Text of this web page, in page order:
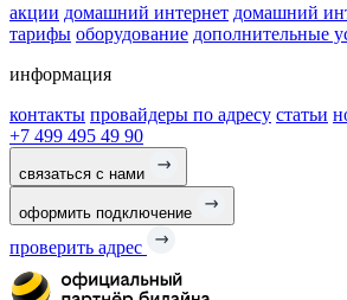
акции домашний интернет домашний
тарифы оборудование дополнительные
информация
контакты провайдеры по адресу статьи
+7 499 495 49 90
связаться с нами
оформить подключение
проверить адрес